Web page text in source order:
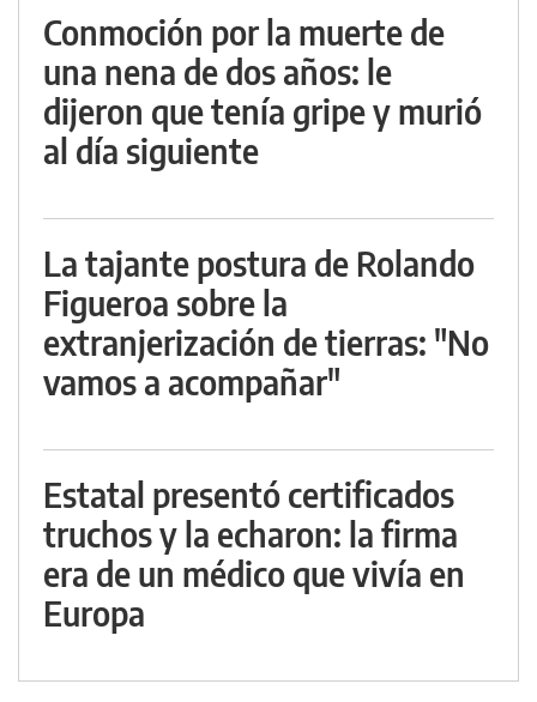
Conmoción por la muerte de
una nena de dos años: le
dijeron que tenía gripe y murió
al día siguiente
La tajante postura de Rolando
Figueroa sobre la
extranjerización de tierras: "No
vamos a acompañar"
Estatal presentó certificados
truchos y la echaron: la firma
era de un médico que vivía en
Europa